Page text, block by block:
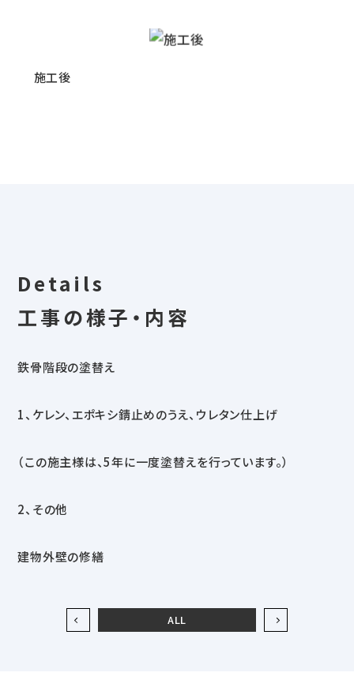
施工後
Details
工事の様子・内容
鉄骨階段の塗替え
1、ケレン、エポキシ錆止めのうえ、ウレタン仕上げ
（この施主様は、5年に一度塗替えを行っています。）
2、その他
建物外壁の修繕
ALL